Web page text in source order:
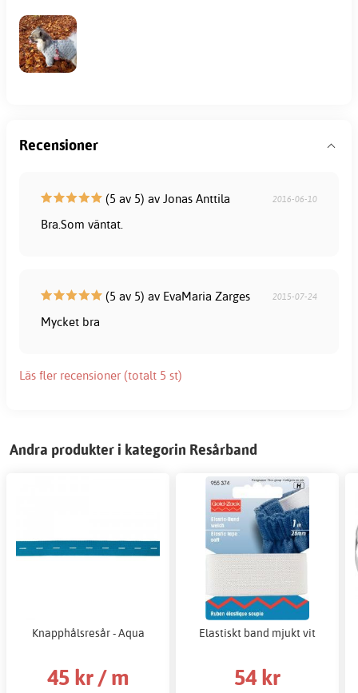
Recensioner
(5 av 5) av Jonas Anttila 2016-06-10
Bra.Som väntat.
(5 av 5) av EvaMaria Zarges 2015-07-24
Mycket bra
Läs fler recensioner (totalt 5 st)
Andra produkter i kategorin Resårband
Knapphålsresår - Aqua
45 kr / m
Elastiskt band mjukt vit
54 kr